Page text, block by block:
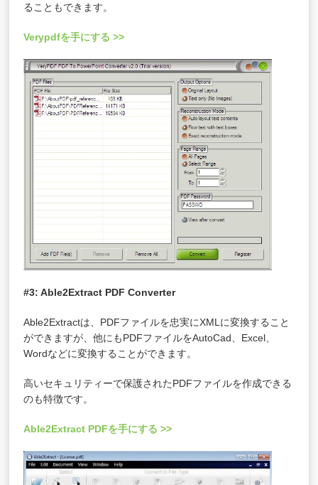
ることもできます。
Verypdfを手にする >>
#3: Able2Extract PDF Converter
Able2Extractは、PDFファイルを忠実にXMLに変換すること
ができますが、他にもPDFファイルをAutoCad、Excel、
Wordなどに変換することができます。
高いセキュリティーで保護されたPDFファイルを作成できる
のも特徴です。
Able2Extract PDFを手にする >>